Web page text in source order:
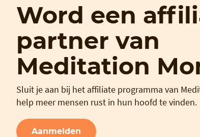
Word een
partner van
Meditation
Sluit je aan bij het affiliate programma van
help meer mensen rust in hun hoofd te vinden.
Aanmelden